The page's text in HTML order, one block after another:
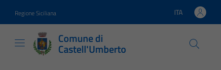
Regione Siciliana Lingua attiva:
ITA
Comune di
Castell'Umberto